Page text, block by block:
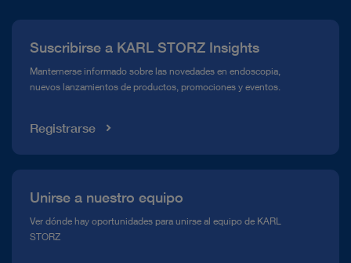
Línea de atención para el Cumplimiento normativo (Hotline)
Mediateca
Suscribirse a KARL STORZ Insights
Manternerse informado sobre las novedades en endoscopia,
nuevos lanzamientos de productos, promociones y eventos.
Registrarse
Unirse a nuestro equipo
Ver dónde hay oportunidades para unirse al equipo de KARL
STORZ